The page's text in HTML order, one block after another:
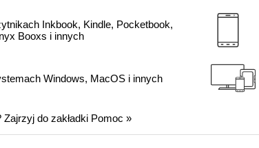
Inkbook, Kindle, Pocketbook,
Booxs i innych
Windows, MacOS i innych
do zakładki Pomoc »